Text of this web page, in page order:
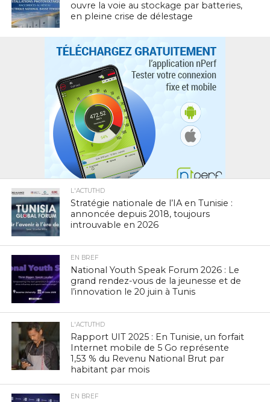
ouvre la voie au stockage par batteries,
en pleine crise de délestage
L'ACTUTHD
Stratégie nationale de l’IA en Tunisie :
annoncée depuis 2018, toujours
introuvable en 2026
EN BREF
National Youth Speak Forum 2026 : Le
grand rendez-vous de la jeunesse et de
l’innovation le 20 juin à Tunis
L'ACTUTHD
Rapport UIT 2025 : En Tunisie, un forfait
Internet mobile de 5 Go représente
1,53 % du Revenu National Brut par
habitant par mois
EN BREF